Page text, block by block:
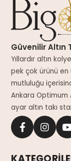
Güvenilir Altın
Yıllardır altın
pek çok ürünü
mutluluğu
Ankara Optimum
ayar altın takı